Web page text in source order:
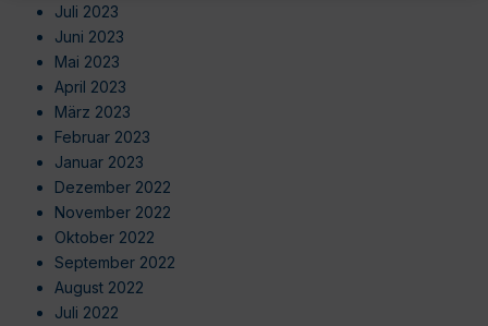
Juli 2023
Juni 2023
Mai 2023
April 2023
März 2023
Februar 2023
Januar 2023
Dezember 2022
November 2022
Oktober 2022
September 2022
August 2022
Juli 2022